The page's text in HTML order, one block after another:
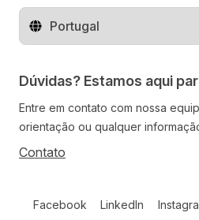
Mude o território
Dúvidas? Estamos aqui
Entre em contato com nossa
orientação ou qualquer
Contato
Facebook LinkedIn